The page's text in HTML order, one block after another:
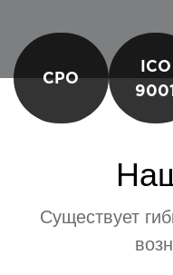
CPO
ICO
Существует